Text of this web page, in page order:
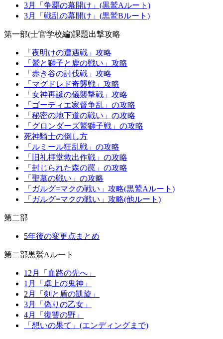
3月「争覇の幕開け」(黒鷲Aルート)
3月「戦乱の幕開け」(黒鷲Bルート)
第一部(士官学校編)課題出撃攻略
「夜明けの遭遇戦」攻略
「鷲と獅子と鹿の戦い」攻略
「赤き谷の討伐戦」攻略
「マグドレド奇襲戦」攻略
「女神再誕の儀襲撃戦」攻略
「ゴーティエ家督争乱」の攻略
「秘密の地下道の戦い」の攻略
「グロンダーズ鷲獅子戦」の攻略
死神騎士の倒し方
「ルミール狂乱戦」の攻略
「旧礼拝堂救出作戦」の攻略
「封じられた森の罠」の攻略
「聖墓の戦い」の攻略
「ガルグ=マクの戦い」攻略(黒鷲Aルート)
「ガルグ=マクの戦い」攻略(他ルート)
第二部
5年後の変更点まとめ
第二部黒鷲Aルート
12月「血路の先へ」
1月「卓上の鬼神」
2月「剣と盾の凱旋」
3月「偽りの乙女」
4月「復讐の野」
「想いの果て」(エンディングまで)